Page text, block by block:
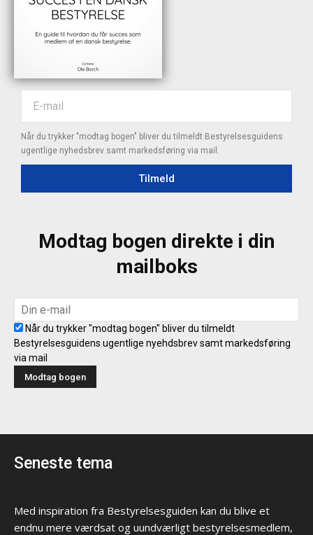
Når du trykker "modtag bogen" bliver du tilmeldt Bestyrelsesguidens
ugentlige nyhedsbrev samt markedsføring via mail.
Tilmeld
Modtag bogen direkte i din
mailboks
Når du trykker "modtag bogen" bliver du tilmeldt
Bestyrelsesguidens ugentlige nyehdsbrev samt markedsføring
via mail
Seneste tema
Med inspiration fra Bestyrelsesguiden kan du blive et
endnu mere værdsat og uundværligt bestyrelsesmedlem,